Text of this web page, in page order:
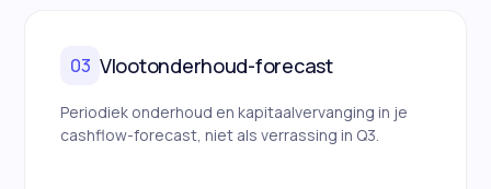
03 Vlootonderhoud-forecast
Periodiek onderhoud en kapitaalvervanging in je
cashflow-forecast, niet als verrassing in Q3.